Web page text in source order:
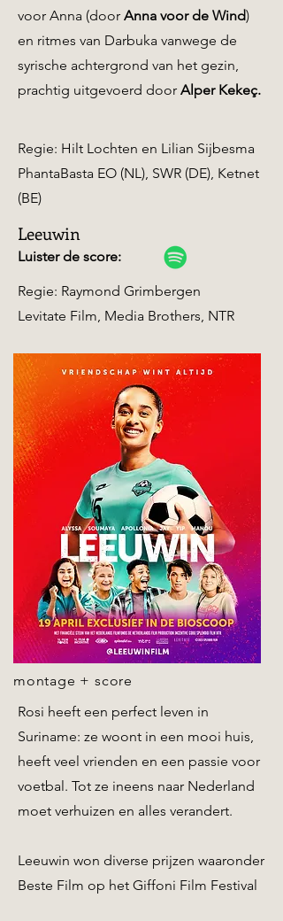
voor Anna (door Anna voor de Wind)
en ritmes van Darbuka vanwege de
syrische achtergrond van het gezin,
prachtig uitgevoerd door Alper Kekeç.
Regie: Hilt Lochten en Lilian Sijbesma
PhantaBasta EO (NL), SWR (DE), Ketnet
(BE)
Leeuwin
Luister de score:
Regie: Raymond Grimbergen
Levitate Film, Media Brothers, NTR
montage + score
Rosi heeft een perfect leven in
Suriname: ze woont in een mooi huis,
heeft veel vrienden en een passie voor
voetbal. Tot ze ineens naar Nederland
moet verhuizen en alles verandert.
Leeuwin won diverse prijzen waaronder
Beste Film op het Giffoni Film Festival